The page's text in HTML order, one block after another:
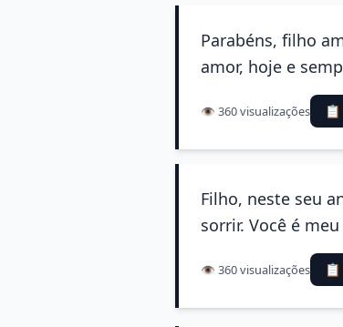
Parabéns, filho
amor, hoje e
👁️ 360 visualizações
Filho, neste seu
sorrir. Você é
👁️ 360 visualizações